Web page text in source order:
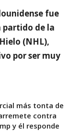
fue
partido de la
(NHL),
por ser muy
más tonta de
contra
y él responde